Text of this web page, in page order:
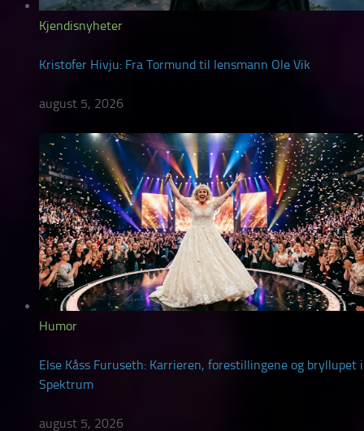
Kjendisnyheter
Kristofer Hivju: Fra Tormund til lensmann Ole Vik
august 5, 2026
Humor
Else Kåss Furuseth: Karrieren, forestillingene og bryllupet i
Spektrum
august 5, 2026